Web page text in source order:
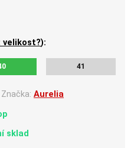
velikost?):
41
Značka: Aurelia
sklad